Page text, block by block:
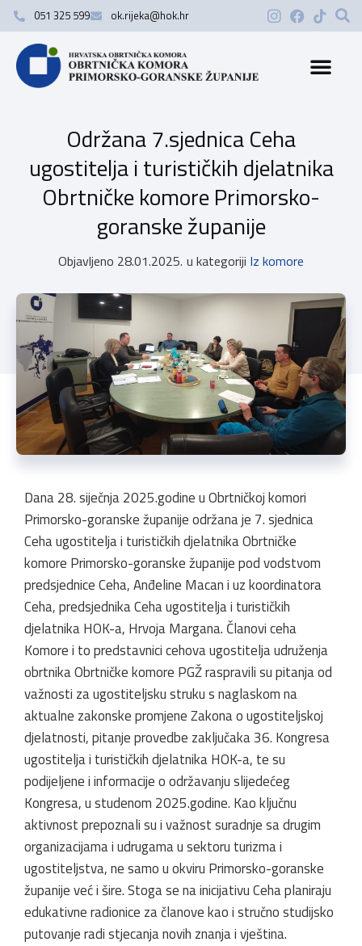
051 325 599 ok.rijeka@hok.hr
Održana 7.sjednica Ceha
ugostitelja i turističkih djelatnika
Obrtničke komore Primorsko-
goranske županije
Objavljeno 28.01.2025. u kategoriji Iz komore
Dana 28. siječnja 2025.godine u Obrtničkoj komori
Primorsko-goranske županije održana je 7. sjednica
Ceha ugostitelja i turističkih djelatnika Obrtničke
komore Primorsko-goranske županije pod vodstvom
predsjednice Ceha, Anđeline Macan i uz koordinatora
Ceha, predsjednika Ceha ugostitelja i turističkih
djelatnika HOK-a, Hrvoja Margana. Članovi ceha
Komore i to predstavnici cehova ugostitelja udruženja
obrtnika Obrtničke komore PGŽ raspravili su pitanja od
važnosti za ugostiteljsku struku s naglaskom na
aktualne zakonske promjene Zakona o ugostiteljskoj
djelatnosti, pitanje provedbe zaključaka 36. Kongresa
ugostitelja i turističkih djelatnika HOK-a, te su
podijeljene i informacije o održavanju slijedećeg
Kongresa, u studenom 2025.godine. Kao ključnu
aktivnost prepoznali su i važnost suradnje sa drugim
organizacijama i udrugama u sektoru turizma i
ugostiteljstva, ne samo u okviru Primorsko-goranske
županije već i šire. Stoga se na inicijativu Ceha planiraju
edukativne radionice za članove kao i stručno studijsko
putovanje radi stjecanja novih znanja i vještina.